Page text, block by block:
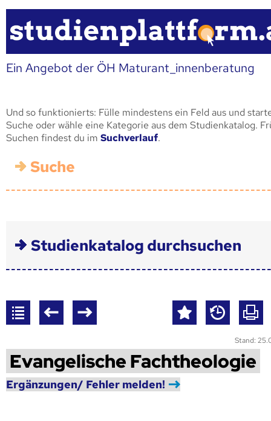
Ein Angebot der ÖH Maturant_innenberatung
Und so funktionierts: Fülle mindestens ein Feld aus und
Suche oder wähle eine Kategorie aus dem Studienkatalog.
Suchen findest du im Suchverlauf.
Suche
Studienkatalog durchsuchen
Stand:
Evangelische Fachtheologie
Ergänzungen/ Fehler melden!